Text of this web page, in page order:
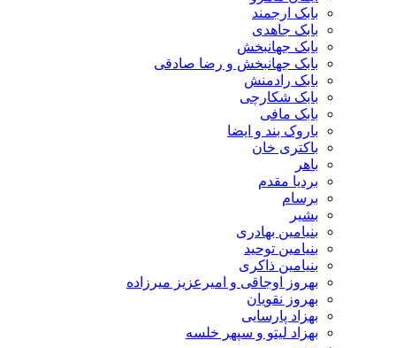
بابک ارجمند
بابک جاهدی
بابک جهانبخش
بابک جهانبخش و رضا صادقی
بابک رادمنش
بابک شکارچی
بابک مافی
باروک بند و ایضا
باکتری خان
باهر
بردیا مقدم
برسام
بشیر
بنیامین بهادری
بنیامین توحید
بنیامین ذاکری
بهروز اوجاقی و امیرعزیز میرزاده
بهروز نقویان
بهزاد پارسایی
بهزاد لیتو و سپهر خلسه